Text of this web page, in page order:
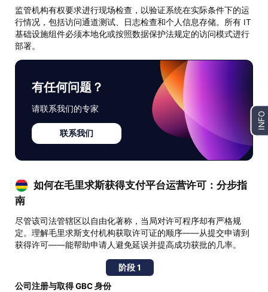
监管机构有权要求进行现场检查，以验证系统在实际条件下的运
行情况，包括访问通道测试、日志检查和个人信息存储。所有 IT
基础设施组件必须本地化或按照数据保护法规定的访问模式进行
部署。
有任何问题？
请联系我们的专家
联系我们
如何在毛里求斯获得支付平台运营许可：分步指
南
尽管该司法管辖区以自由化著称，当局对许可程序却有严格规
定。理解毛里求斯支付机构获取许可证的顺序——从提交申请到
获得许可——能帮助申请人避免延误并提高成功获批的几率。
阶段 1
公司注册与取得 GBC 身份
INFO